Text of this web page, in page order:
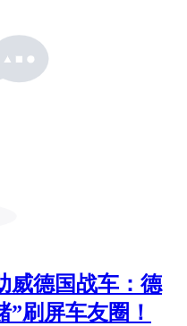
威德国战车：德
”刷屏车友圈！